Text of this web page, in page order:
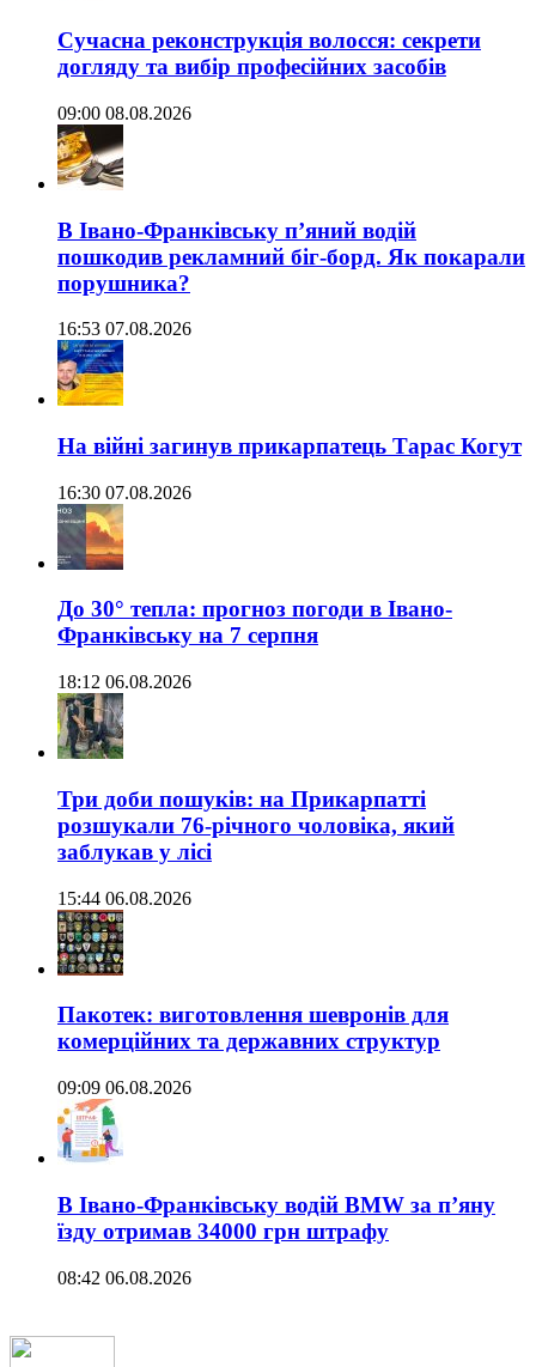
Сучасна реконструкція волосся: секрети
догляду та вибір професійних засобів
09:00 08.08.2026
В Івано-Франківську п’яний водій
пошкодив рекламний біг-борд. Як покарали
порушника?
16:53 07.08.2026
На війні загинув прикарпатець Тарас Когут
16:30 07.08.2026
До 30° тепла: прогноз погоди в Івано-
Франківську на 7 серпня
18:12 06.08.2026
Три доби пошуків: на Прикарпатті
розшукали 76-річного чоловіка, який
заблукав у лісі
15:44 06.08.2026
Пакотек: виготовлення шевронів для
комерційних та державних структур
09:09 06.08.2026
В Івано-Франківську водій BMW за п’яну
їзду отримав 34000 грн штрафу
08:42 06.08.2026